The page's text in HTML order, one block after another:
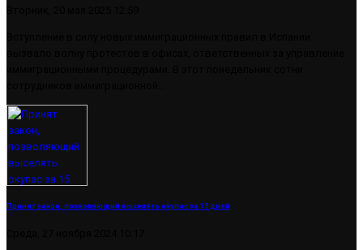
Принят закон, позволяющий выселять окупас за 15 дней